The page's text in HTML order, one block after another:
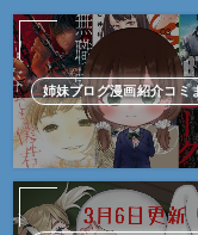
姉妹ブログ漫画紹介コミ